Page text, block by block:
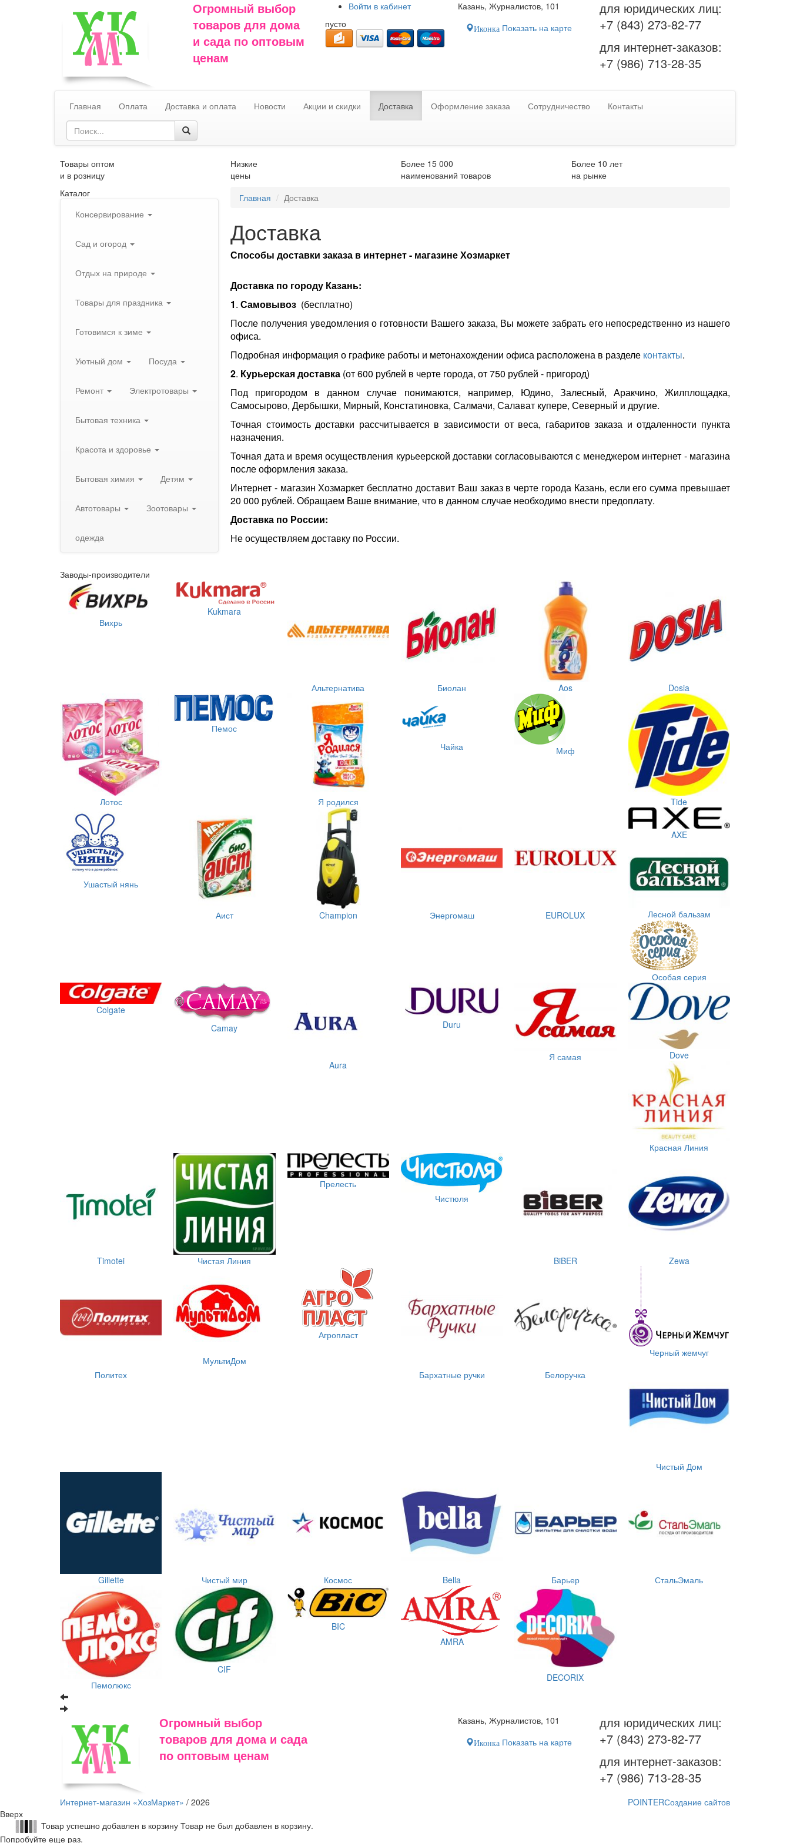
Огромный выбор
товаров для дома
и сада по оптовым
ценам
Войти в кабинет
пусто
Казань, Журналистов, 101
ИконкаПоказать на карте
для юридических лиц:
+7 (843) 273-82-77
для интернет-заказов:
+7 (986) 713-28-35
Главная Оплата Доставка и оплата Новости Акции и скидки Доставка Оформление заказа Сотрудничество Контакты
Товары оптом
и в розницу
Низкие
цены
Более 15 000
наименований товаров
Более 10 лет
на рынке
Каталог
Консервирование
Сад и огород
Отдых на природе
Товары для праздника
Готовимся к зиме
Уютный дом Посуда
Ремонт Электротовары
Бытовая техника
Красота и здоровье
Бытовая химия Детям
Автотовары Зоотовары
одежда
Главная Доставка
Доставка
Способы доставки заказа в интернет - магазине Хозмаркет
Доставка по городу Казань:
1. Самовывоз (бесплатно)
После получения уведомления о готовности Вашего заказа, Вы можете забрать его непосредственно из нашего
офиса.
Подробная информация о графике работы и метонахождении офиса расположена в разделе контакты.
2. Курьерская доставка (от 600 рублей в черте города, от 750 рублей - пригород)
Под пригородом в данном случае понимаются, например, Юдино, Залесный, Аракчино, Жилплощадка,
Самосырово, Дербышки, Мирный, Констатиновка, Салмачи, Салават купере, Северный и другие.
Точная стоимость доставки рассчитывается в зависимости от веса, габаритов заказа и отдаленности пункта
назначения.
Точная дата и время осуществления курьеерской доставки согласовываются с менеджером интернет - магазина
после оформления заказа.
Интернет - магазин Хозмаркет бесплатно доставит Ваш заказ в черте города Казань, если его сумма превышает
20 000 рублей. Обращаем Ваше внимание, что в данном случае необходимо внести предоплату.
Доставка по России:
Не осуществляем доставку по России.
Заводы-производители
Вихрь
Kukmara
Альтернатива Биолан Aos Dosia
Лотос
Пемос
Я родился
Чайка Миф
Tide
Ушастый нянь
Аист Champion Энергомаш EUROLUX
AXE
Лесной бальзам
Особая серия
Colgate
Camay
Aura
Duru
Я самая Dove
Красная Линия
Timotei Чистая Линия
Прелесть
Чистюля
BiBER Zewa
Политех
МультиДом
Агропласт
Бархатные ручки Белоручка
Черный жемчуг
Чистый Дом
Gillette Чистый мир Космос Bella Барьер СтальЭмаль
Пемолюкс
CIF
BIC
AMRA
DECORIX
Огромный выбор
товаров для дома и сада
по оптовым ценам
Казань, Журналистов, 101
ИконкаПоказать на карте
для юридических лиц:
+7 (843) 273-82-77
для интернет-заказов:
+7 (986) 713-28-35
Интернет-магазин «ХозМаркет» / 2026 POINTERСоздание сайтов
Вверх
Товар успешно добавлен в корзину Товар не был добавлен в корзину.
Попробуйте еще раз.